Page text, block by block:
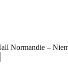
Normandie –